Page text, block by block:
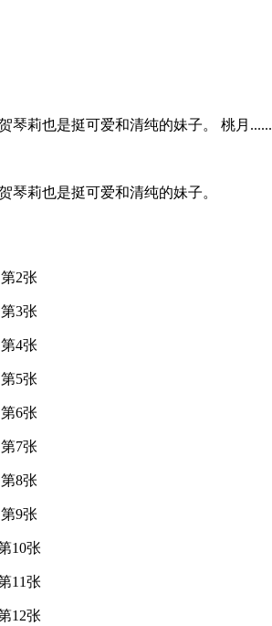
琴莉也是挺可爱和清纯的妹子。 桃月......
莉也是挺可爱和清纯的妹子。